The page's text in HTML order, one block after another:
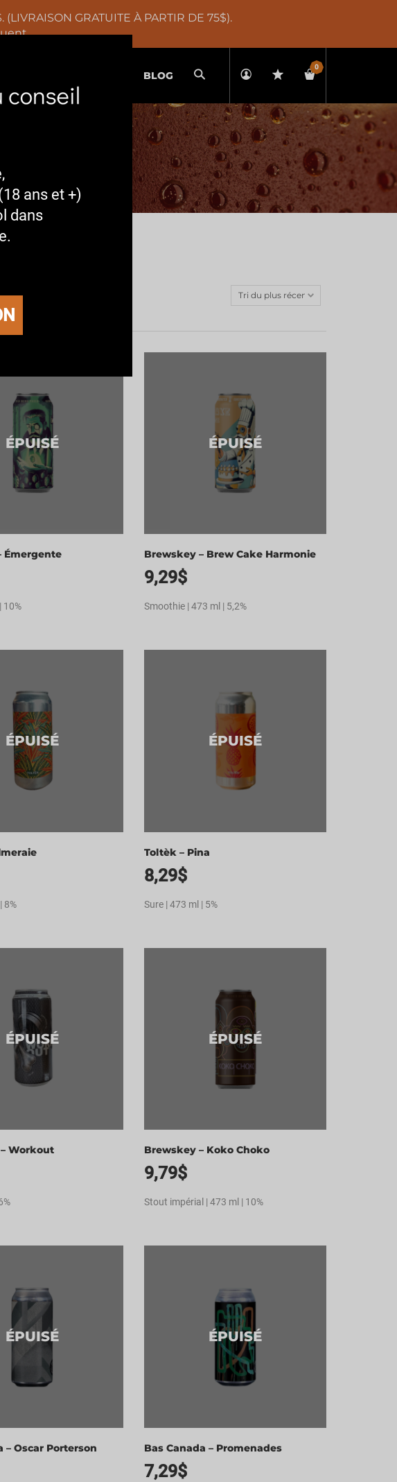
GRATUITE À PARTIR DE 75$).
0
Recherche
BLOG
par page
ÉPUISÉ
Émergente
10%
ÉPUISÉ
Brewskey – Brew Cake Harmonie
9,29$
Smoothie | 473 ml | 5,2%
ÉPUISÉ
8%
ÉPUISÉ
Toltèk – Pina
8,29$
Sure | 473 ml | 5%
ÉPUISÉ
Workout
ÉPUISÉ
Brewskey – Koko Choko
9,79$
Stout impérial | 473 ml | 10%
ÉPUISÉ
– Oscar Porterson
ÉPUISÉ
Bas Canada – Promenades
7,29$
ans et +)
dans